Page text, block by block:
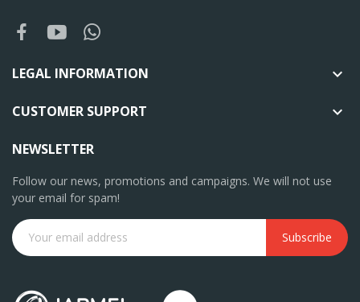
LEGAL INFORMATION 
CUSTOMER SUPPORT 
NEWSLETTER
Follow our news, promotions and campaigns. We will not use
your email for spam!
Subscribe